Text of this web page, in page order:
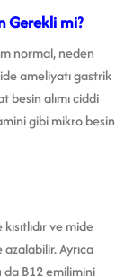
Gerekli mi?
normal, neden
ameliyatı gastrik
besin alımı ciddi
gibi mikro besin
ve mide
Ayrıca
da B12 emilimini